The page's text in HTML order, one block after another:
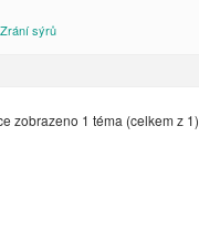
Zrání sýrů
zobrazeno 1 téma (celkem z 1)